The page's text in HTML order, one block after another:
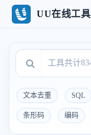
UU在线工具
文本去重 SQL
条形码 编码